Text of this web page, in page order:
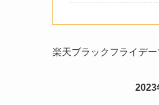
楽天ブラックフライデ
2023